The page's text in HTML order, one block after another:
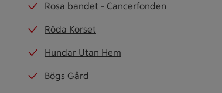
Rosa bandet - Cancerfonden
Röda Korset
Hundar Utan Hem
Bögs Gård